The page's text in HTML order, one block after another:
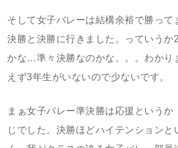
そして女子バレーは結構余裕で勝って
決勝と決勝に行きました。っていうか
かな…準々決勝なのかな。。。わかり
えず3年生がいないので少ないです。
まぁ女子バレー準決勝は応援というか
じでした。決勝ほどハイテンションと